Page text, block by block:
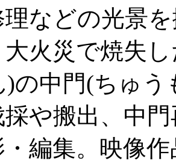
などの光景
大火災で焼失
)の中門(ちゅ
や搬出、中
編集。映像